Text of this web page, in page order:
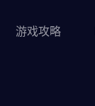
游戏攻略